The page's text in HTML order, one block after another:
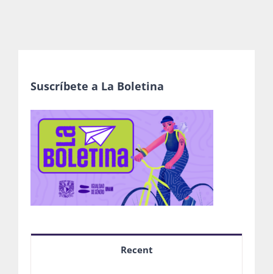
Suscríbete a La Boletina
Recent